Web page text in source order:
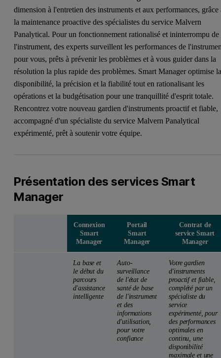
dimension à l'entretien des instruments et aux performances, grâce
la maintenance proactive des spécialistes du service Malvern
Panalytical. Pour un fonctionnement rationalisé et ininterrompu de
l'instrument, des experts surveillent les performances de
pour vous, prêts à prévenir les problèmes et à vous guider dans la
résolution la plus rapide des problèmes. Smart Manager optimise
disponibilité, la précision et la fiabilité tout en rationalisant les
opérations et la budgétisation pour une tranquillité d'esprit totale.
Rencontrez votre nouveau gardien d'instruments proactif et fiable,
accompagné d'un spécialiste du service Malvern Panalytical
expérimenté, prêt à soutenir votre équipe.
Présentation des services Smart
Manager
Connexion
Smart
Manager
Portail
Smart
Manager
Contrat de
service Smart
Manager
La base et
le début du
parcours
d'assistance
intelligente
Auto-
surveillance
de l'état de
santé de base
de l'instrument
et des
informations
d'utilisation,
pour votre
confiance
Votre gardien
d'instruments
proactif et fiable,
complété par un
spécialiste du
service
expérimenté, pour
des performances
optimales en
continu, une
disponibilité
maximale et une